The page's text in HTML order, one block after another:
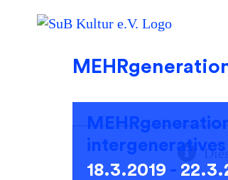
18.3.2019 -